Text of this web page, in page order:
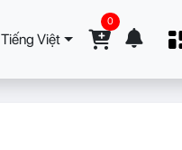
Tiếng Việt
0